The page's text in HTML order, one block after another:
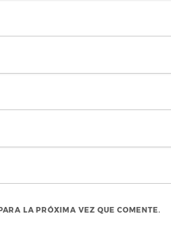
LA PRÓXIMA VEZ QUE COMENTE.